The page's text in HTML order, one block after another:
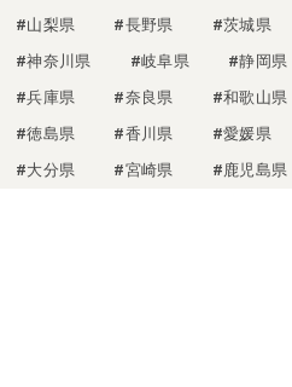
#山梨県 #長野県 #茨城県
#神奈川県 #岐阜県 #静岡県
#兵庫県 #奈良県 #和歌山県
#徳島県 #香川県 #愛媛県
#大分県 #宮崎県 #鹿児島県